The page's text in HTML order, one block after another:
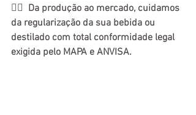
👉🏻 Da produção ao mercado, cuidamos
da regularização da sua bebida ou
destilado com total conformidade legal
exigida pelo MAPA e ANVISA.